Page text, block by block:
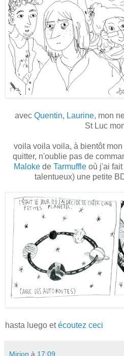
avec Quentin, Laurine, mon
St Luc
voila voila voila, à bientôt
quitter, n'oublie pas de
Malokede Tarmuffleoù j'ai fait
talentueux) une petite
hasta luego etécoutez ceci
Mirion à 17:09